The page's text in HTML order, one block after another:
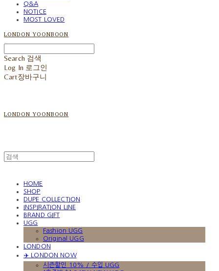
Q&A
NOTICE
MOST LOVED
LONDON YOONBOON
Search 검색
Log In 로그인
Cart장바구니
LONDON YOONBOON
HOME
SHOP
DUPE COLLECTION
INSPIRATION LINE
BRAND GIFT
UGG
Fashion UGG
Original UGG
LONDON
✈️ LONDON NOW
시즌할인 10% / 수입 UGG